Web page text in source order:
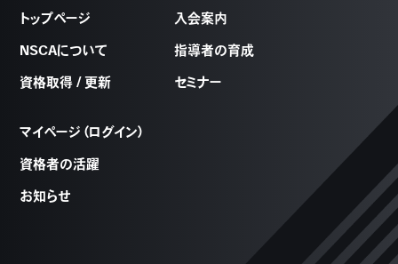
トップページ
NSCAについて
資格取得 / 更新
マイページ（ログイン）
資格者の活躍
お知らせ
入会案内
指導者の育成
セミナー